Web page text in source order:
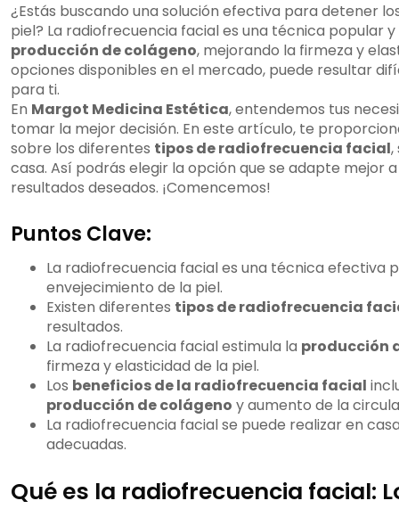
¿Estás buscando una solución efectiva para detener
piel? La radiofrecuencia facial es una técnica popular
producción de colágeno, mejorando la firmeza y
opciones disponibles en el mercado, puede resultar
para ti.
En Margot Medicina Estética, entendemos tus
tomar la mejor decisión. En este artículo, te
sobre los diferentes tipos de radiofrecuencia facial,
casa. Así podrás elegir la opción que se adapte mejor
resultados deseados. ¡Comencemos!
Puntos Clave:
La radiofrecuencia facial es una técnica efectiva
envejecimiento de la piel.
Existen diferentes tipos de radiofrecuencia
resultados.
La radiofrecuencia facial estimula la producción
firmeza y elasticidad de la piel.
Los beneficios de la radiofrecuencia facial
producción de colágeno y aumento de la
La radiofrecuencia facial se puede realizar en
adecuadas.
Qué es la radiofrecuencia facial: